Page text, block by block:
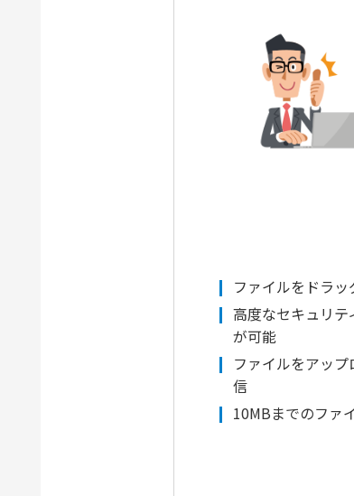
ファイルをドラ
高度なセキュリテ
が可能
ファイルをアッ
信
10MBまでのファ